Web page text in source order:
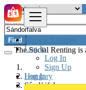
Browse Listings
Log In
Log In
Sign Up
Log In
Sign Up
Find
The Social Renting is
Hungary
Sándorfalva